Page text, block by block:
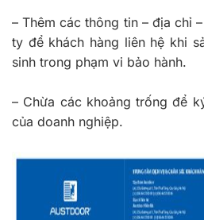
– Thêm các thông tin – địa chỉ
ty để khách hàng liên hệ khi
sinh trong phạm vi bảo hành.
– Chừa các khoảng trống để
của doanh nghiệp.